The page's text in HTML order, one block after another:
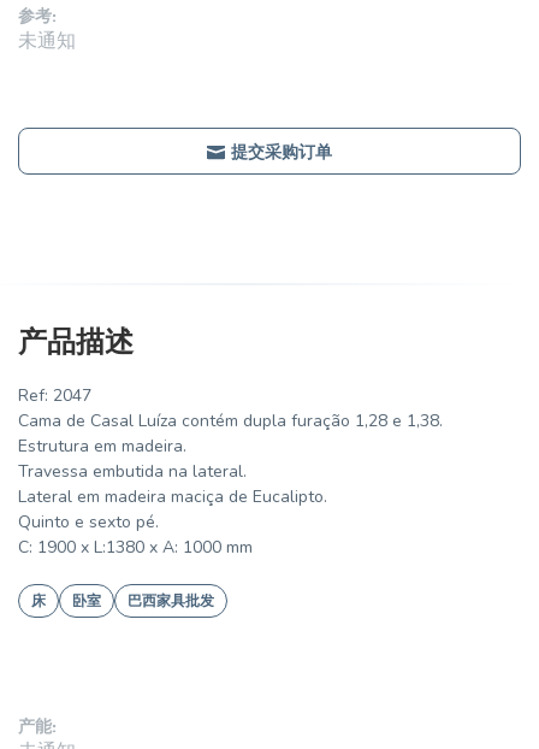
参考:
未通知
提交采购订单
产品描述
Ref: 2047
Cama de Casal Luíza contém dupla furação 1,28 e 1,38.
Estrutura em madeira.
Travessa embutida na lateral.
Lateral em madeira maciça de Eucalipto.
Quinto e sexto pé.
C: 1900 x L:1380 x A: 1000 mm
床 卧室 巴西家具批发
产能: